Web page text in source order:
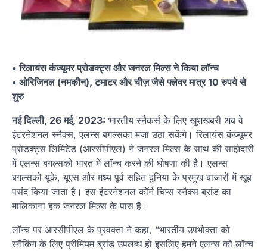
• रिलायंस कंज्यूमर प्रोडक्ट्स और जनरल मिल्स ने किया लॉन्च
• ओरिजिनल (नमकीन), टमाटर और चीज़ जैसे फ्लेवर मात्र 10 रुपये से
शुरु
नई दिल्ली, 26 मई, 2023: भारतीय स्नैकर्स के लिए खुशखबरी अब वे
इंटरनेशनल स्नैक्स, एलन्स बगल्सका मजा उठा सकेंगे। रिलायंस कंज्यूमर
प्रोडक्ट्स लिमिटेड (आरसीपीएल) ने जनरल मिल्स के साथ की साझेदारी
में एलन्स बगल्सको भारत में लॉन्च करने की घोषणा की है। एलन्स
बगल्सको यूके, यूएस और मध्य पूर्व सहित दुनिया के प्रमुख बाजारों में खूब
पसंद किया जाता है। इस इंटरनेशनल कॉर्न चिप्स स्नैक्स ब्रांड का
मालिकाना हक जनरल मिल्स के पास है।
लॉन्च पर आरसीपीएल के प्रवक्ता ने कहा, “भारतीय उपभोक्ता को
स्नैकिंग के लिए प्रीमियम ब्रांड उपलब्ध हों इसलिए हमने एलन्स को लॉन्च